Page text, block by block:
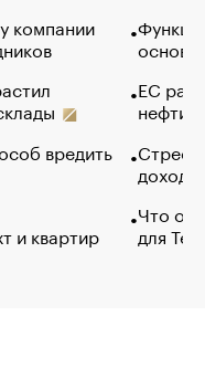
компании
вредить
и квартир
основ
ЕС
нефти
Что
для